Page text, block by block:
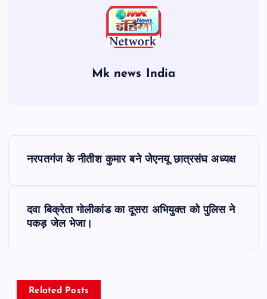
Mk news India
नरपतगंज के नीतीश कुमार बने जेएनयू छात्रसंघ अध्यक्ष
दवा बिक्रेता गोलीकांड का दूसरा अभियुक्त को पुलिस ने
पकड़ जेल भेजा।
Related Posts